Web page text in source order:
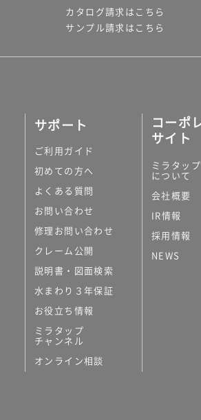
カタログ請求はこちら
サンプル請求はこちら
サポート
ご利用ガイド
初めての方へ
よくある質問
お問い合わせ
修理お問い合わせ
クレーム公開
説明書・図面検索
水まわり３年保証
お役立ち情報
ミラタップ
チャンネル
オンライン相談
コーポ
サイト
ミラタップ
について
会社概要
IR情報
採用情報
NEWS